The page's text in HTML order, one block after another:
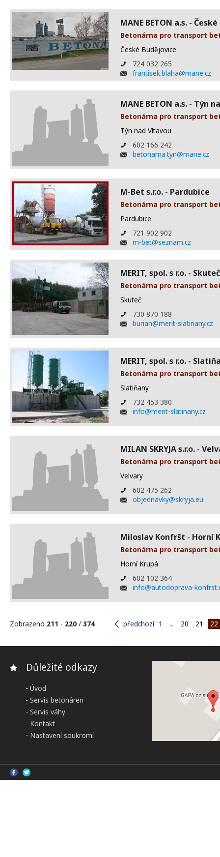
MANE BETON a.s. -
Betonárna pro transport
České Budějovice
724 032 265
frantisek.blaha@mane.cz
MANE BETON a.s. - Týn
Betonárna pro transport
Týn nad Vltavou
602 166 242
betonarna.tyn@mane.cz
M-Bet s.r.o. - Pardubice
Betonárna pro transport
Pardubice
721 902 902
m-bet@seznam.cz
MERIT, spol. s r.o. - Skuteč
Betonárna pro transport
Skuteč
730 870 188
burian@merit-slatinany.cz
MERIT, spol. s r.o. -
Betonárna pro transport
Slatiňany
732 453 380
info@merit-slatinany.cz
MILAN SKRYJA s.r.o. -
Betonárna pro transport
Velvary
602 475 262
objednavky@skryja.eu
Miloslav Konfršt - Horní
Betonárna pro transport
Horní Krupá
602 102 364
info@autodoprava-
Zobrazeno 211 - 220 / 374 předchozí 1 ... 20 21 22
Důležité odkazy
Úvod
Servis betonáren
Servis váhy
Kontakt
Nastavení soukromí